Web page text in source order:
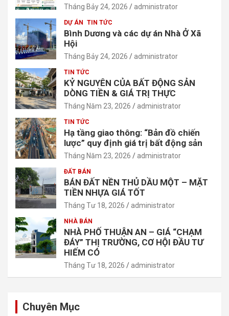
Tháng Bảy 24, 2026 administrator
DỰ ÁN TIN TỨC
Bình Dương và các dự án Nhà Ở Xã
Hội
Tháng Bảy 24, 2026 administrator
TIN TỨC
KỶ NGUYÊN CỦA BẤT ĐỘNG SẢN
DÒNG TIỀN & GIÁ TRỊ THỰC
Tháng Năm 23, 2026 administrator
TIN TỨC
Hạ tầng giao thông: “Bản đồ chiến
lược” quy định giá trị bất động sản
Tháng Năm 23, 2026 administrator
ĐẤT BÁN
BÁN ĐẤT NỀN THỦ DẦU MỘT – MẶT
TIỀN NHỰA GIÁ TỐT
Tháng Tư 18, 2026 administrator
NHÀ BÁN
NHÀ PHỐ THUẬN AN – GIÁ “CHẠM
ĐÁY” THỊ TRƯỜNG, CƠ HỘI ĐẦU TƯ
HIẾM CÓ
Tháng Tư 18, 2026 administrator
Chuyên Mục